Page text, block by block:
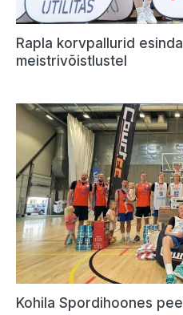
Rapla korvpallurid
meistrivõistlustel
Kohila Spordihoones